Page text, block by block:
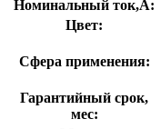
Номинальный ток,А:
Цвет:
Сфера применения:
Гарантийный срок,
мес: